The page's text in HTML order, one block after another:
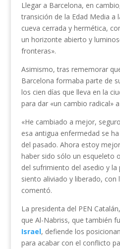
Llegar a Barcelona, en
transición de la Edad Media a
cueva cerrada y hermética,
un horizonte abierto y
fronteras».
Asimismo, tras rememorar
Barcelona formaba parte de
los cien días que lleva en la
para dar «un cambio radical»
«He cambiado a mejor,
esa antigua enfermedad se
del pasado. Ahora estoy
haber sido sólo un esqueleto
del sufrimiento del asedio y la
siento aliviado y liberado, con
comentó.
La presidenta del PEN
que Al-Nabriss, que también
Israel, defiende los
para acabar con el conflicto